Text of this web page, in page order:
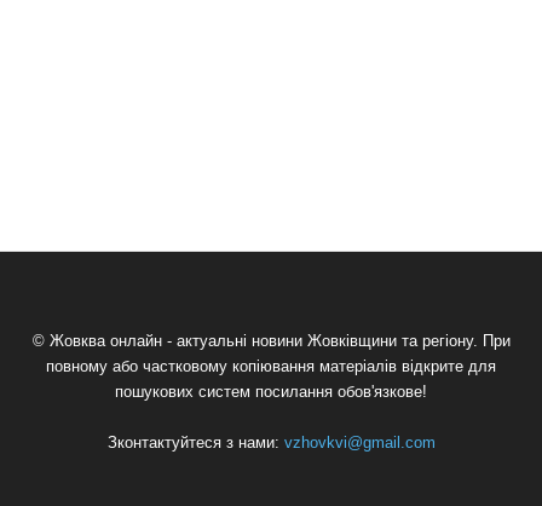
© Жовква онлайн - актуальні новини Жовківщини та регіону. При
повному або частковому копіювання матеріалів відкрите для
пошукових систем посилання обов'язкове!
Зконтактуйтеся з нами: vzhovkvi@gmail.com